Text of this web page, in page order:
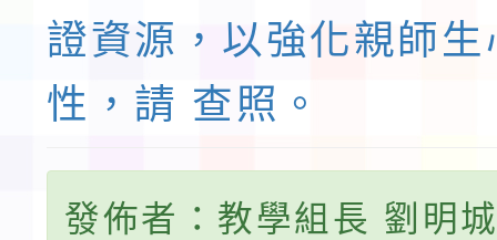
證資源，以強化親師生
性，請 查照。
發佈者：教學組長 劉明